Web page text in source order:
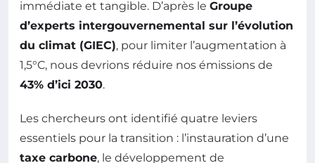
immédiate et tangible. D’après le Groupe
d’experts intergouvernemental sur l’évolution
du climat (GIEC), pour limiter l’augmentation à
1,5°C, nous devrions réduire nos émissions de
43% d’ici 2030.
Les chercheurs ont identifié quatre leviers
essentiels pour la transition : l’instauration d’une
taxe carbone, le développement de